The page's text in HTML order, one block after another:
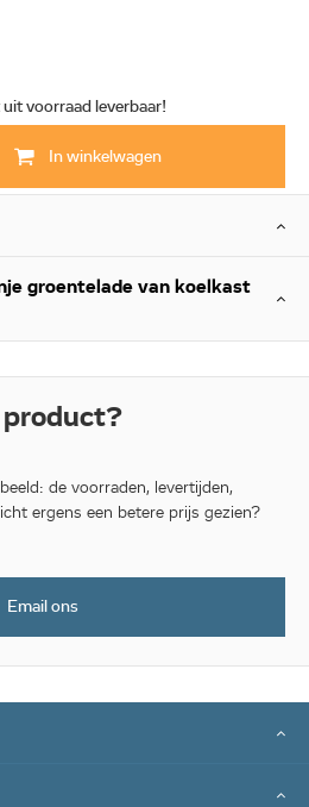
voorraad leverbaar!
In winkelwagen
groentelade van koelkast
de voorraden, levertijden,
ergens een betere prijs gezien?
Email ons